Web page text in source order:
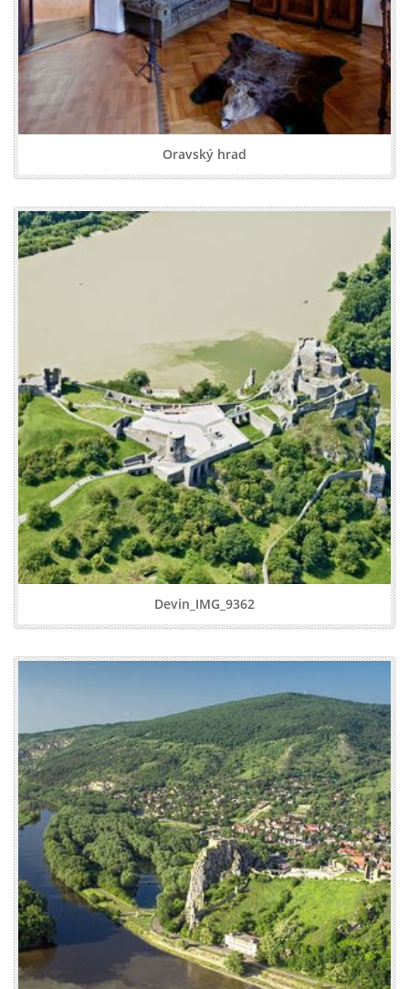
Oravský hrad
Devin_IMG_9362